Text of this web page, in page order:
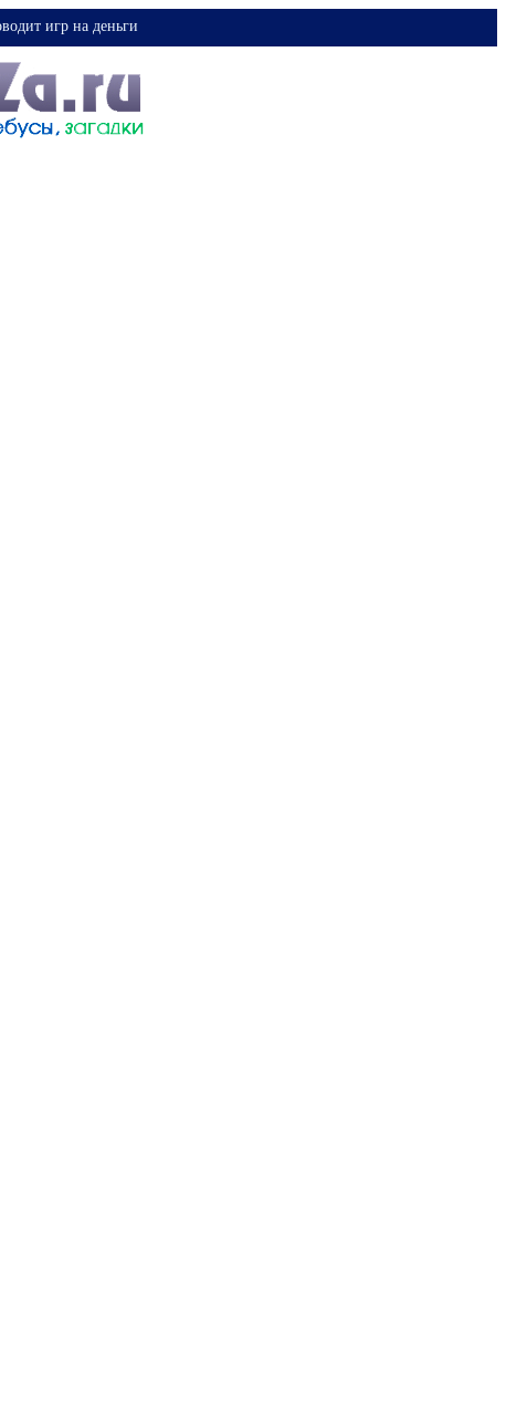
игр на деньги